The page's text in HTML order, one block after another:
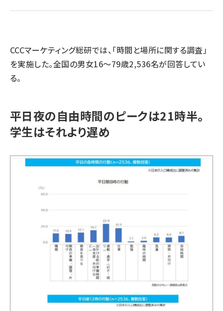
CCCマーケティング総研では、「時間と場所に関する調査」
を実施した。全国の男女16～79歳2,536名が回答してい
る。
平日夜の自由時間のピークは21時半。
学生はそれより遅め